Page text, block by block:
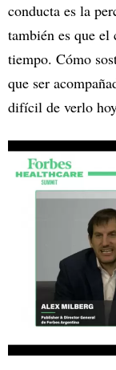
conducta es la
también es que el
tiempo. Cómo
que ser
difícil de verlo